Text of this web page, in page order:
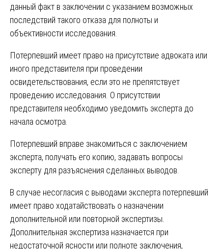
данный факт в заключении с указанием возможных
последствий такого отказа для полноты и
объективности исследования.
Потерпевший имеет право на присутствие адвоката или
иного представителя при проведении
освидетельствования, если это не препятствует
проведению исследования. О присутствии
представителя необходимо уведомить эксперта до
начала осмотра.
Потерпевший вправе знакомиться с заключением
эксперта, получать его копию, задавать вопросы
эксперту для разъяснения сделанных выводов.
В случае несогласия с выводами эксперта потерпевший
имеет право ходатайствовать о назначении
дополнительной или повторной экспертизы.
Дополнительная экспертиза назначается при
недостаточной ясности или полноте заключения,